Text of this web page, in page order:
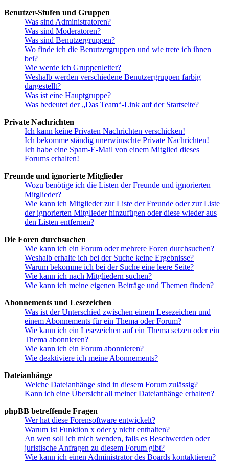
Benutzer-Stufen und Gruppen
Was sind Administratoren?
Was sind Moderatoren?
Was sind Benutzergruppen?
Wo finde ich die Benutzergruppen und wie trete ich ihnen
bei?
Wie werde ich Gruppenleiter?
Weshalb werden verschiedene Benutzergruppen farbig
dargestellt?
Was ist eine Hauptgruppe?
Was bedeutet der „Das Team“-Link auf der Startseite?
Private Nachrichten
Ich kann keine Privaten Nachrichten verschicken!
Ich bekomme ständig unerwünschte Private Nachrichten!
Ich habe eine Spam-E-Mail von einem Mitglied dieses
Forums erhalten!
Freunde und ignorierte Mitglieder
Wozu benötige ich die Listen der Freunde und ignorierten
Mitglieder?
Wie kann ich Mitglieder zur Liste der Freunde oder zur Liste
der ignorierten Mitglieder hinzufügen oder diese wieder aus
den Listen entfernen?
Die Foren durchsuchen
Wie kann ich ein Forum oder mehrere Foren durchsuchen?
Weshalb erhalte ich bei der Suche keine Ergebnisse?
Warum bekomme ich bei der Suche eine leere Seite?
Wie kann ich nach Mitgliedern suchen?
Wie kann ich meine eigenen Beiträge und Themen finden?
Abonnements und Lesezeichen
Was ist der Unterschied zwischen einem Lesezeichen und
einem Abonnements für ein Thema oder Forum?
Wie kann ich ein Lesezeichen auf ein Thema setzen oder ein
Thema abonnieren?
Wie kann ich ein Forum abonnieren?
Wie deaktiviere ich meine Abonnements?
Dateianhänge
Welche Dateianhänge sind in diesem Forum zulässig?
Kann ich eine Übersicht all meiner Dateianhänge erhalten?
phpBB betreffende Fragen
Wer hat diese Forensoftware entwickelt?
Warum ist Funktion x oder y nicht enthalten?
An wen soll ich mich wenden, falls es Beschwerden oder
juristische Anfragen zu diesem Forum gibt?
Wie kann ich einen Administrator des Boards kontaktieren?